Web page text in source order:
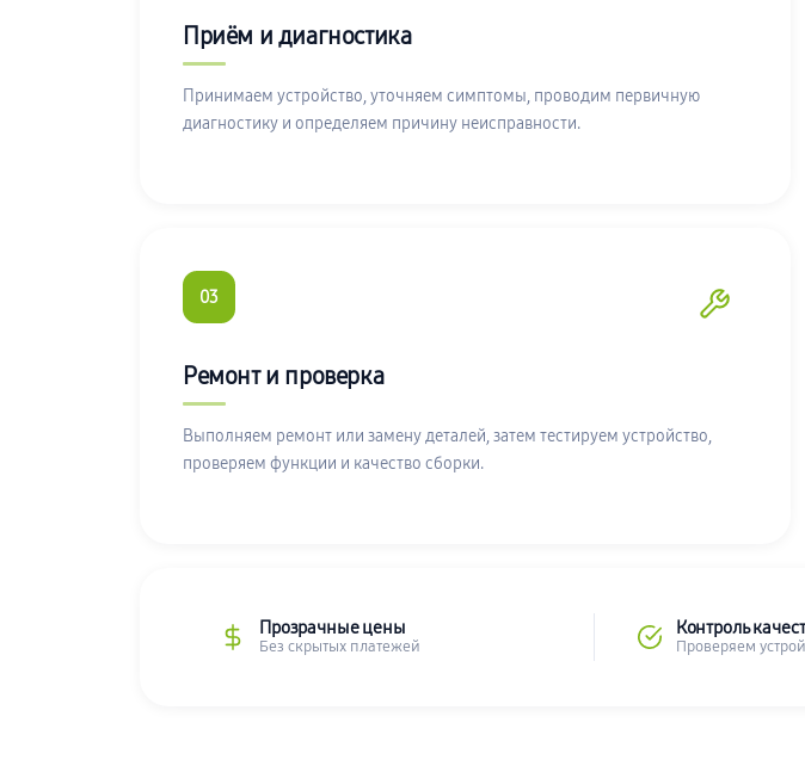
Приём и диагностика
Принимаем устройство, уточняем симптомы, проводим первичную
диагностику и определяем причину неисправности.
03
Ремонт и проверка
Выполняем ремонт или замену деталей, затем тестируем устройство,
проверяем функции и качество сборки.
Прозрачные цены
Без скрытых платежей
Контроль
Проверяем